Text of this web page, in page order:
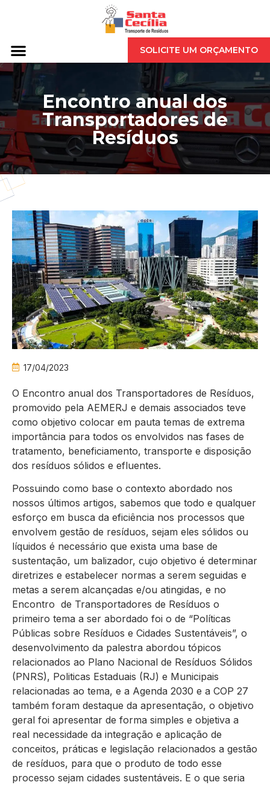
SOLICITE UM ORÇAMENTO
Encontro anual dos
Transportadores de
Resíduos
17/04/2023
O Encontro anual dos Transportadores de Resíduos,
promovido pela AEMERJ e demais associados teve
como objetivo colocar em pauta temas de extrema
importância para todos os envolvidos nas fases de
tratamento, beneficiamento, transporte e disposição
dos resíduos sólidos e efluentes.
Possuindo como base o contexto abordado nos
nossos últimos artigos, sabemos que todo e qualquer
esforço em busca da eficiência nos processos que
envolvem gestão de resíduos, sejam eles sólidos ou
líquidos é necessário que exista uma base de
sustentação, um balizador, cujo objetivo é determinar
diretrizes e estabelecer normas a serem seguidas e
metas a serem alcançadas e/ou atingidas, e no
Encontro de Transportadores de Resíduos o
primeiro tema a ser abordado foi o de “Políticas
Públicas sobre Resíduos e Cidades Sustentáveis”, o
desenvolvimento da palestra abordou tópicos
relacionados ao Plano Nacional de Resíduos Sólidos
(PNRS), Politicas Estaduais (RJ) e Municipais
relacionadas ao tema, e a Agenda 2030 e a COP 27
também foram destaque da apresentação, o objetivo
geral foi apresentar de forma simples e objetiva a
real necessidade da integração e aplicação de
conceitos, práticas e legislação relacionados a gestão
de resíduos, para que o produto de todo esse
processo sejam cidades sustentáveis. E o que seria